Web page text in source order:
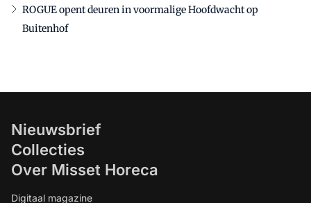
ROGUE opent deuren in voormalige Hoofdwacht op
Buitenhof
Nieuwsbrief
Collecties
Over Misset Horeca
Digitaal magazine